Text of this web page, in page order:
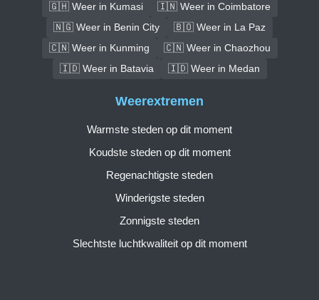
🇬🇭 Weer in Kumasi
🇮🇳 Weer in Coimbatore
🇳🇬 Weer in Benin City
🇧🇴 Weer in La Paz
🇨🇳 Weer in Kunming
🇨🇳 Weer in Chaozhou
🇮🇩 Weer in Batavia
🇮🇩 Weer in Medan
Weerextremen
Warmste steden op dit moment
Koudste steden op dit moment
Regenachtigste steden
Winderigste steden
Zonnigste steden
Slechtste luchtkwaliteit op dit moment